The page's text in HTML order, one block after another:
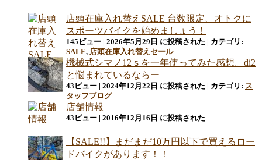
店頭在庫入れ替えSALE 台数限定、オトクに
スポーツバイクを始めましょう！
145ビュー | 2026年5月29日 に投稿された | カテゴリ:
SALE, 店頭在庫入れ替えセール
機械式シマノ12ｓを一年使ってみた感想。di2
と悩まれているならー
43ビュー | 2024年12月22日 に投稿された | カテゴリ: ス
タッフブログ
店舗情報
43ビュー | 2016年12月16日 に投稿された
【SALE!!】まだまだ10万円以下で買えるロー
ドバイクがあります！！